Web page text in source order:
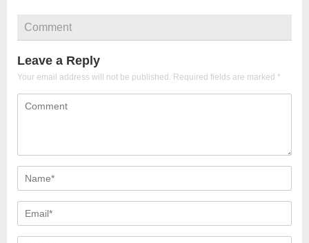
Comment
Leave a Reply
Your email address will not be published. Required fields are marked *